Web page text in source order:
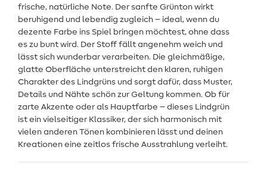
frische, natürliche Note. Der sanfte Grünton wirkt
beruhigend und lebendig zugleich – ideal, wenn du
dezente Farbe ins Spiel bringen möchtest, ohne dass
es zu bunt wird. Der Stoff fällt angenehm weich und
lässt sich wunderbar verarbeiten. Die gleichmäßige,
glatte Oberfläche unterstreicht den klaren, ruhigen
Charakter des Lindgrüns und sorgt dafür, dass Muster,
Details und Nähte schön zur Geltung kommen. Ob für
zarte Akzente oder als Hauptfarbe – dieses Lindgrün
ist ein vielseitiger Klassiker, der sich harmonisch mit
vielen anderen Tönen kombinieren lässt und deinen
Kreationen eine zeitlos frische Ausstrahlung verleiht.